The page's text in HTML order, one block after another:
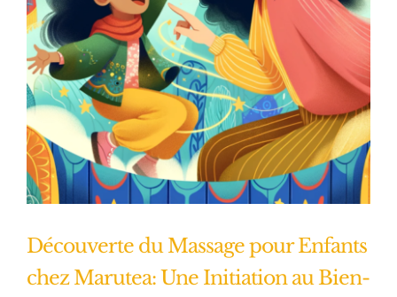
Découverte du Massage pour Enfants
chez Marutea: Une Initiation au Bien-